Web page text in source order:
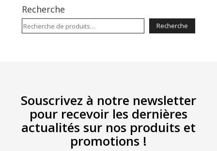
Recherche
Recherche
pour :
Recherche
Souscrivez à notre newsletter
pour recevoir les dernières
actualités sur nos produits et
promotions !